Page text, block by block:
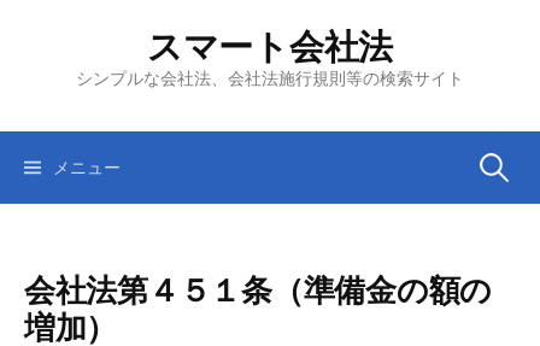
ツ
スマート会社法
シンプルな会社法、会社法施行規則等の検索サイト
メニュー 検
会社法第４５１条（準備金の額の
増加）